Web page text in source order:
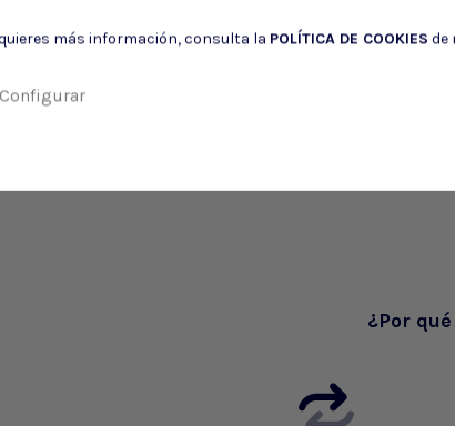
¿Por
más información, consulta la POLÍTICA DE COOKIES de
Configurar